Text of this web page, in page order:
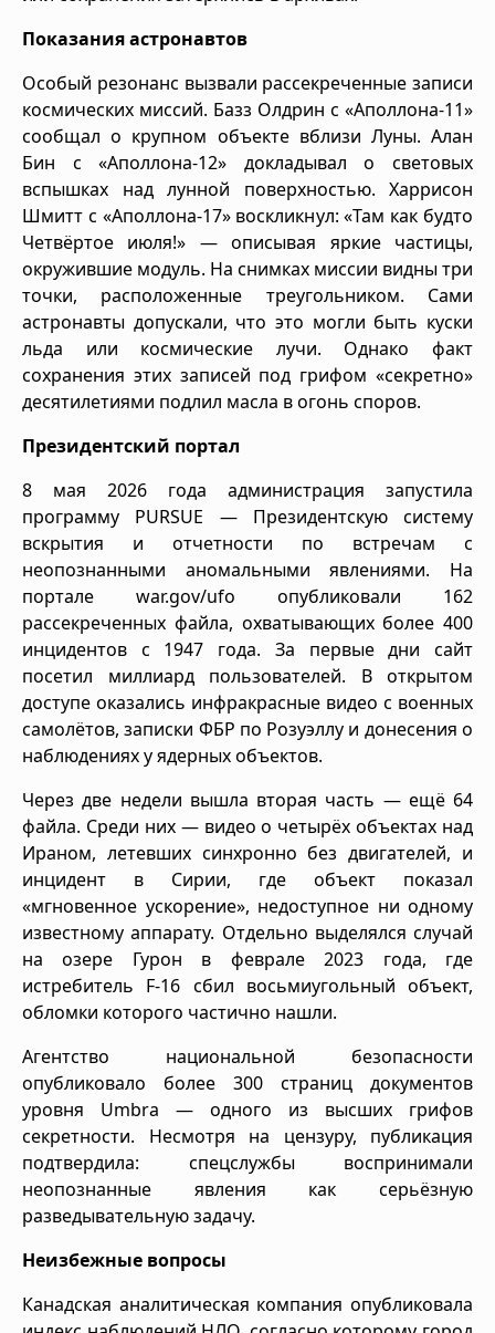
Показания астронавтов
Особый резонанс вызвали рассекреченные записи
космических миссий. Базз Олдрин с «Аполлона-11»
сообщал о крупном объекте вблизи Луны. Алан
Бин с «Аполлона-12» докладывал о световых
вспышках над лунной поверхностью. Харрисон
Шмитт с «Аполлона-17» воскликнул: «Там как будто
Четвёртое июля!» — описывая яркие частицы,
окружившие модуль. На снимках миссии видны три
точки, расположенные треугольником. Сами
астронавты допускали, что это могли быть куски
льда или космические лучи. Однако факт
сохранения этих записей под грифом «секретно»
десятилетиями подлил масла в огонь споров.
Президентский портал
8 мая 2026 года администрация запустила
программу PURSUE — Президентскую систему
вскрытия и отчетности по встречам с
неопознанными аномальными явлениями. На
портале war.gov/ufo опубликовали 162
рассекреченных файла, охватывающих более 400
инцидентов с 1947 года. За первые дни сайт
посетил миллиард пользователей. В открытом
доступе оказались инфракрасные видео с военных
самолётов, записки ФБР по Розуэллу и донесения о
наблюдениях у ядерных объектов.
Через две недели вышла вторая часть — ещё 64
файла. Среди них — видео о четырёх объектах над
Ираном, летевших синхронно без двигателей, и
инцидент в Сирии, где объект показал
«мгновенное ускорение», недоступное ни одному
известному аппарату. Отдельно выделялся случай
на озере Гурон в феврале 2023 года, где
истребитель F-16 сбил восьмиугольный объект,
обломки которого частично нашли.
Агентство национальной безопасности
опубликовало более 300 страниц документов
уровня Umbra — одного из высших грифов
секретности. Несмотря на цензуру, публикация
подтвердила: спецслужбы воспринимали
неопознанные явления как серьёзную
разведывательную задачу.
Неизбежные вопросы
Канадская аналитическая компания опубликовала